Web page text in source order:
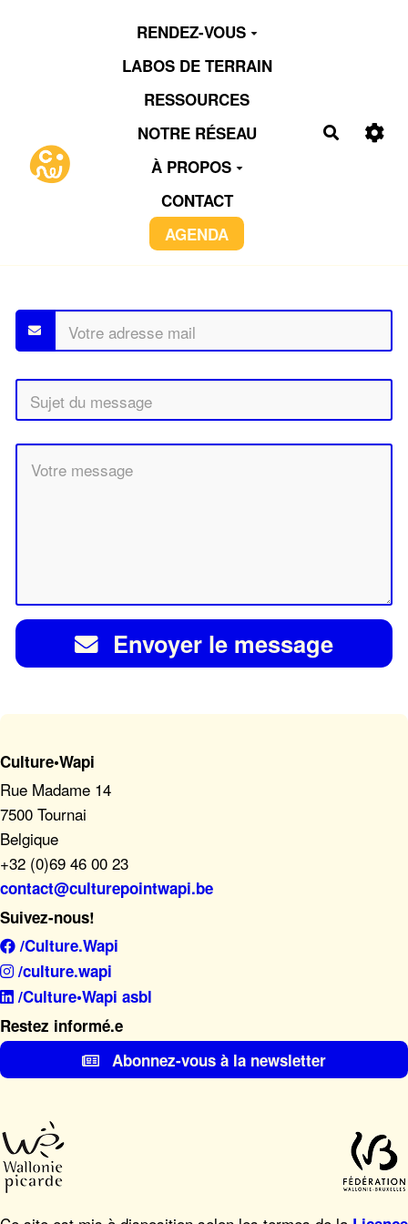
Aller au contenu principal
RENDEZ-VOUS
LABOS DE TERRAIN
RESSOURCES
NOTRE RÉSEAU
À PROPOS
CONTACT
AGENDA
Envoyer le message
Culture•Wapi
Rue Madame 14
7500 Tournai
Belgique
+32 (0)69 46 00 23
contact@culturepointwapi.be
Suivez-nous!
/Culture.Wapi
/culture.wapi
/Culture•Wapi asbl
Restez informé.e
Abonnez-vous à la newsletter